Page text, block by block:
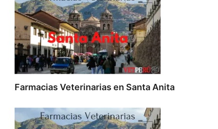
Farmacias Veterinarias en Santa Anita